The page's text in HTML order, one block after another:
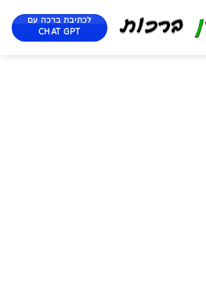
לכתיבת ברכה עם
CHAT GPT